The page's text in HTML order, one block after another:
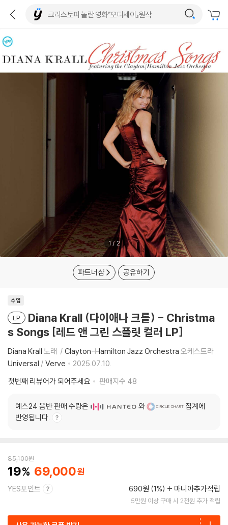
1/2
파트너샵 공유하기
수입
LP
Diana Krall (다이애나 크롤) - Christma
s Songs [레드 앤 그린 스플릿 컬러 LP]
Diana Krall 노래 Clayton-Hamilton Jazz Orchestra 오케스트라
Universal / Verve
2025.07.10.
첫번째 리뷰어가 되어주세요
판매지수 48
예스24 음반 판매 수량은 와
집계에
반영됩니다.
85,100원
19 69,000
YES포인트 690원 (1%) 마니아추가적립
5만원 이상 구매 시 2천원 추가 적립